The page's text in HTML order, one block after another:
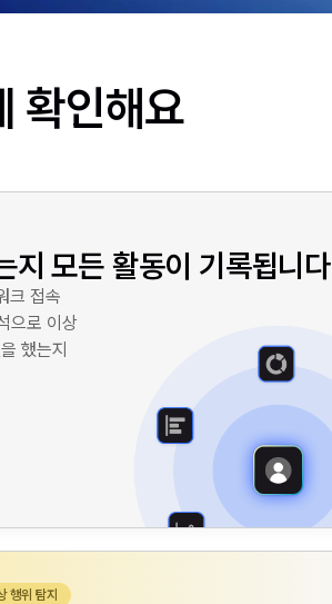
확인해요
지 모든 활동이 기록됩니다
크 접속
으로 이상
했는지
행위 탐지